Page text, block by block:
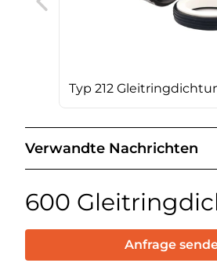
Typ 212
Verwandte Nachrichten
600
Anfrage